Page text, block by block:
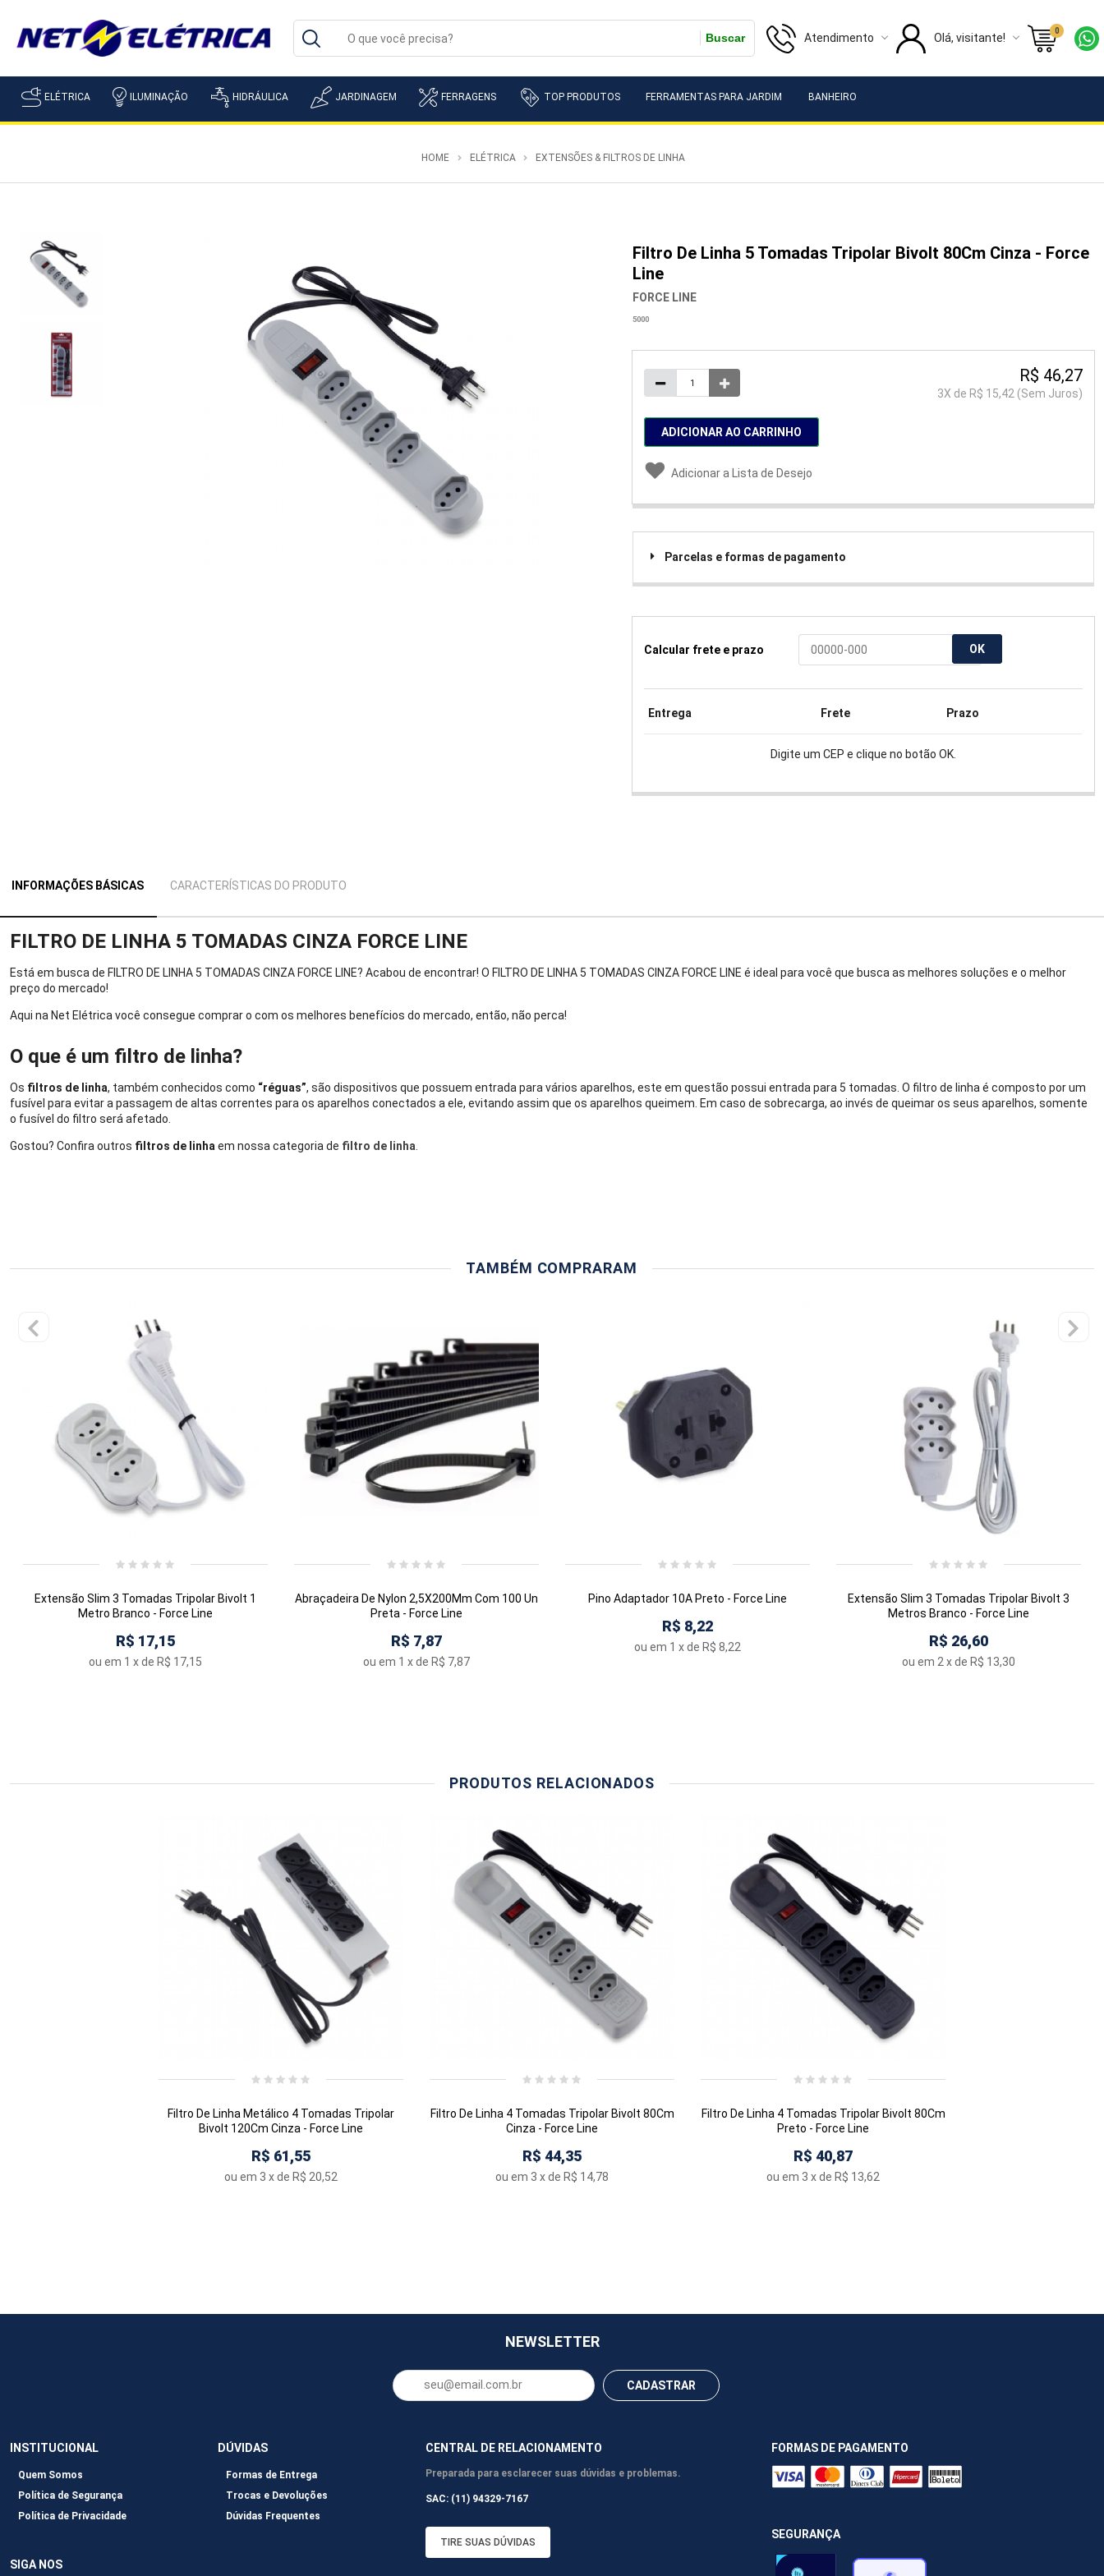
Buscar Atendimento Olá, visitante!
0
ELÉTRICA ILUMINAÇÃO HIDRÁULICA JARDINAGEM FERRAGENS TOP PRODUTOS FERRAMENTAS PARA JARDIM BANHEIRO
HOME ELÉTRICA EXTENSÕES & FILTROS DE LINHA
Filtro De Linha 5 Tomadas Tripolar Bivolt 80Cm Cinza - Force
Line
FORCE LINE
5000
R$ 46,27
3X de R$ 15,42 (Sem Juros)
ADICIONAR AO CARRINHO
Adicionar a Lista de Desejo
Parcelas e formas de pagamento
Calcular frete e prazo OK
Entrega Frete Prazo
Digite um CEP e clique no botão OK.
INFORMAÇÕES BÁSICAS CARACTERÍSTICAS DO PRODUTO
FILTRO DE LINHA 5 TOMADAS CINZA FORCE LINE
Está em busca de FILTRO DE LINHA 5 TOMADAS CINZA FORCE LINE? Acabou de encontrar! O FILTRO DE LINHA 5 TOMADAS CINZA FORCE LINE é ideal para você que busca as melhores soluções e o melhor
preço do mercado!
Aqui na Net Elétrica você consegue comprar o com os melhores benefícios do mercado, então, não perca!
O que é um filtro de linha?
Os filtros de linha, também conhecidos como “réguas”, são dispositivos que possuem entrada para vários aparelhos, este em questão possui entrada para 5 tomadas. O filtro de linha é composto por um
fusível para evitar a passagem de altas correntes para os aparelhos conectados a ele, evitando assim que os aparelhos queimem. Em caso de sobrecarga, ao invés de queimar os seus aparelhos, somente
o fusível do filtro será afetado.
Gostou? Confira outros filtros de linha em nossa categoria de filtro de linha
TAMBÉM COMPRARAM
Extensão Slim 3 Tomadas Tripolar Bivolt 1
Metro Branco - Force Line
R$ 17,15
ou em 1 x de R$ 17,15
Abraçadeira De Nylon 2,5X200Mm Com 100 Un
Preta - Force Line
R$ 7,87
ou em 1 x de R$ 7,87
Pino Adaptador 10A Preto - Force Line
R$ 8,22
ou em 1 x de R$ 8,22
Extensão Slim 3 Tomadas Tripolar Bivolt 3
Metros Branco - Force Line
R$ 26,60
ou em 2 x de R$ 13,30
PRODUTOS RELACIONADOS
Filtro De Linha Metálico 4 Tomadas Tripolar
Bivolt 120Cm Cinza - Force Line
R$ 61,55
ou em 3 x de R$ 20,52
Filtro De Linha 4 Tomadas Tripolar Bivolt 80Cm
Cinza - Force Line
R$ 44,35
ou em 3 x de R$ 14,78
Filtro De Linha 4 Tomadas Tripolar Bivolt 80Cm
Preto - Force Line
R$ 40,87
ou em 3 x de R$ 13,62
NEWSLETTER
CADASTRAR
INSTITUCIONAL
Quem Somos
Política de Segurança
Política de Privacidade
DÚVIDAS
Formas de Entrega
Trocas e Devoluções
Dúvidas Frequentes
SIGA NOS
CENTRAL DE RELACIONAMENTO
Preparada para esclarecer suas dúvidas e problemas.
SAC: (11) 94329-7167
TIRE SUAS DÚVIDAS
FORMAS DE PAGAMENTO
SEGURANÇA